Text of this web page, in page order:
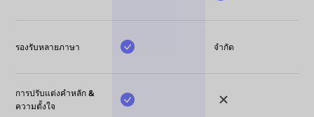
รองรับหลายภาษา จำกัด
การปรับแต่งคำหลัก &
ความตั้งใจ